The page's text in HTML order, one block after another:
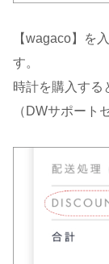
【wagaco】を
す。
時計を購入する
（DWサポート